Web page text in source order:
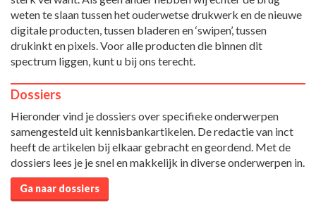
weten te slaan tussen het ouderwetse drukwerk en de nieuwe
digitale producten, tussen bladeren en ‘swipen’, tussen
drukinkt en pixels. Voor alle producten die binnen dit
spectrum liggen, kunt u bij ons terecht.
Dossiers
Hieronder vind je dossiers over specifieke onderwerpen
samengesteld uit kennisbankartikelen. De redactie van inct
heeft de artikelen bij elkaar gebracht en geordend. Met de
dossiers lees je je snel en makkelijk in diverse onderwerpen in.
Ga naar dossiers